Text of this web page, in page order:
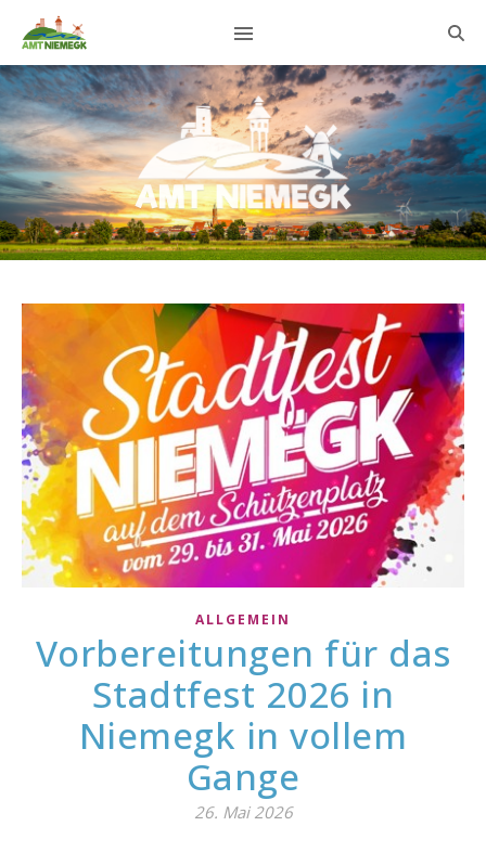
ALLGEMEIN
Vorbereitungen für das
Stadtfest 2026 in
Niemegk in vollem
Gange
26. Mai 2026